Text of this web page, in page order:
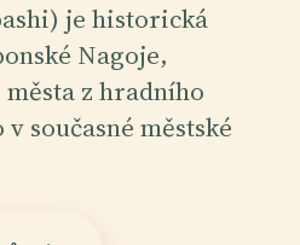
je historická
Nagoje,
z hradního
současné městské